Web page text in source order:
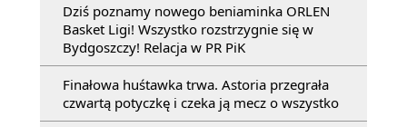
Dziś poznamy nowego beniaminka ORLEN
Basket Ligi! Wszystko rozstrzygnie się w
Bydgoszczy! Relacja w PR PiK
Finałowa huśtawka trwa. Astoria przegrała
czwartą potyczkę i czeka ją mecz o wszystko